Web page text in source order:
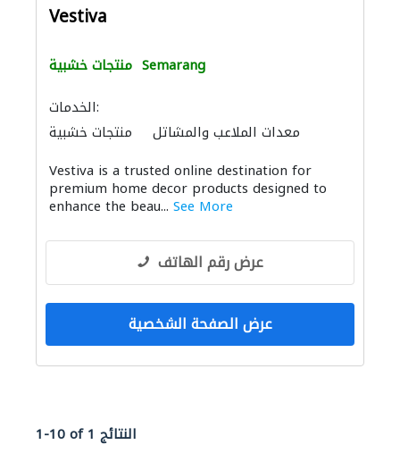
Vestiva
منتجات خشبية Semarang
الخدمات:
منتجات خشبية
معدات الملاعب والمشاتل
Vestiva is a trusted online destination for
premium home decor products designed to
enhance the beau... See More
عرض رقم الهاتف
عرض الصفحة الشخصية
1-10 of 1 النتائج